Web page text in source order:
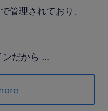
管理されており、
だから ...
めるので、